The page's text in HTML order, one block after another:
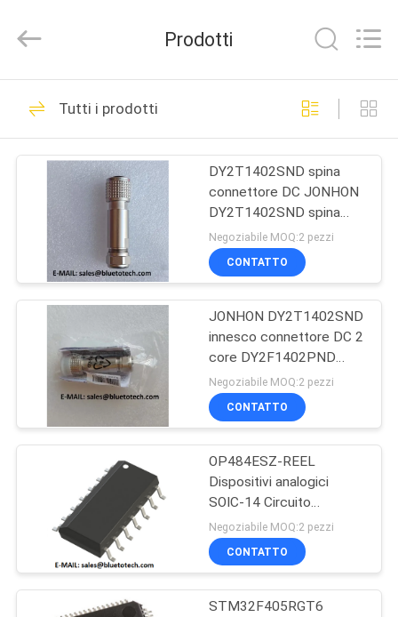
CASA
PRODOTTI
GIRO
FABBRICA
CONTROLLO
DI
QUALITÀ
CONTATTICI
NOTIZIE
Blueto
Electronics&Communication
All
Reserved.
Cavo di zona a fibra
ottica
163
modulo ottico del
ricetrasmettitore
113
circuito integrato
Prodotti
Tutti i prodotti
DY2T1402SND spina
connettore DC JONHON
DY2T1402SND spina
connettore 2 fili
Negoziabile MOQ:2 pezzi
CONTATTO
JONHON DY2T1402SND
innesco connettore DC 2
core DY2F1402PND
connettore DC 2Wire
Negoziabile MOQ:2 pezzi
CONTATTO
OP484ESZ-REEL
Dispositivi analogici
SOIC-14 Circuito
integrato Nuovo originale
Negoziabile MOQ:2 pezzi
CONTATTO
STM32F405RGT6